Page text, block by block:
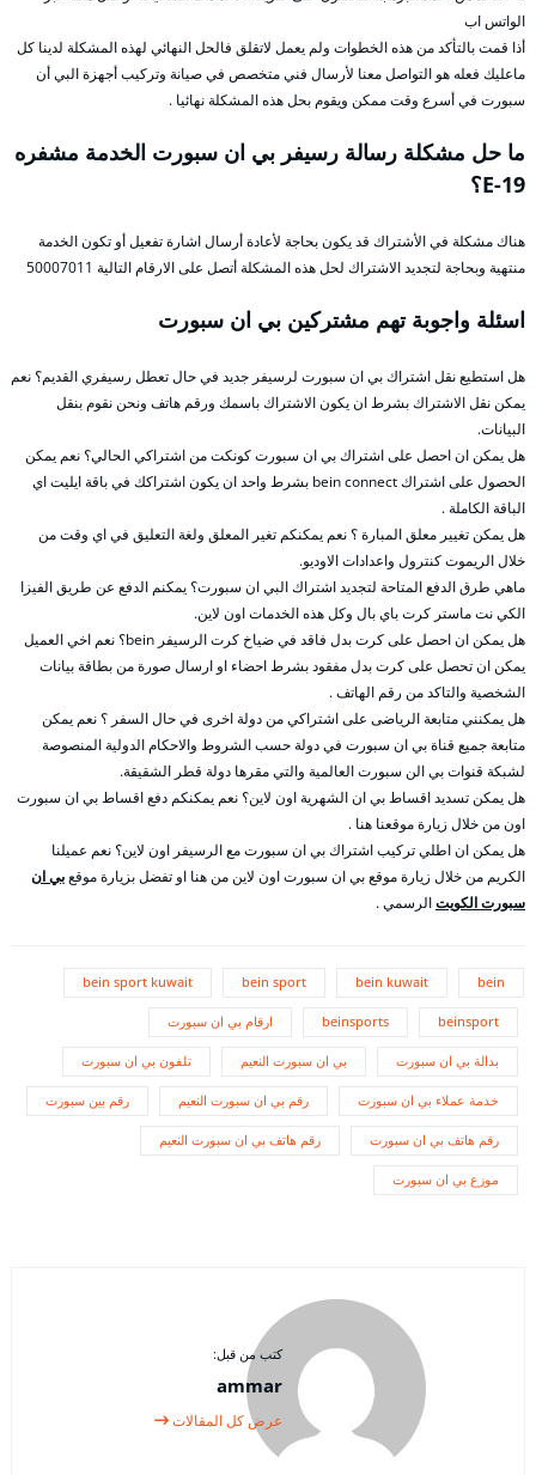
الواتس اب
أذا قمت بالتأكد من هذه الخطوات ولم يعمل لاتقلق فالحل النهائي لهذه المشكلة لدينا كل
ماعليك فعله هو التواصل معنا لأرسال فني متخصص في صيانة وتركيب أجهزة البي أن
سبورت في أسرع وقت ممكن ويقوم بحل هذه المشكلة نهائيا .
ما حل مشكلة رسالة رسيفر بي ان سبورت الخدمة مشفره
E-19؟
هناك مشكلة في الأشتراك قد يكون بحاجة لأعادة أرسال اشارة تفعيل أو تكون الخدمة
منتهية وبحاجة لتجديد الاشتراك لحل هذه المشكلة أتصل على الارقام التالية 50007011
اسئلة واجوبة تهم مشتركين بي ان سبورت
هل استطيع نقل اشتراك بي ان سبورت لرسيفر جديد في حال تعطل رسيفري القديم؟ نعم
يمكن نقل الاشتراك بشرط ان يكون الاشتراك باسمك ورقم هاتف ونحن نقوم بنقل
البيانات.
هل يمكن ان احصل على اشتراك بي ان سبورت كونكت من اشتراكي الحالي؟ نعم يمكن
الحصول على اشتراك bein connect بشرط واحد ان يكون اشتراكك في باقة ايليت اي
الباقة الكاملة .
هل يمكن تغيير معلق المبارة ؟ نعم يمكنكم تغير المعلق ولغة التعليق في اي وقت من
خلال الريموت كنترول واعدادات الاوديو.
ماهي طرق الدفع المتاحة لتجديد اشتراك البي ان سبورت؟ يمكنم الدفع عن طريق الفيزا
الكي نت ماستر كرت باي بال وكل هذه الخدمات اون لاين.
هل يمكن ان احصل على كرت بدل فاقد في ضياخ كرت الرسيفر bein؟ نعم اخي العميل
يمكن ان تحصل على كرت بدل مفقود بشرط احضاء او ارسال صورة من بطاقة بيانات
الشخصية والتاكد من رقم الهاتف .
هل يمكنني متابعة الرياضى على اشتراكي من دولة اخرى في حال السفر ؟ نعم يمكن
متابعة جميع قناة بي ان سبورت في دولة حسب الشروط والاحكام الدولية المنصوصة
لشبكة قنوات بي الن سبورت العالمية والتي مقرها دولة قطر الشقيقة.
هل يمكن تسديد اقساط بي ان الشهرية اون لاين؟ نعم يمكنكم دفع اقساط بي ان سبورت
اون من خلال زيارة موقعنا هنا .
هل يمكن ان اطلي تركيب اشتراك بي ان سبورت مع الرسيفر اون لاين؟ نعم عميلنا
الكريم من خلال زيارة موقع بي ان سبورت اون لاين من هنا او تفضل بزيارة موقعبي ان
سبورت الكويتالرسمي .
bein
bein kuwait
bein sport
bein sport kuwait
beinsport
beinsports ارقام بي ان سبورت
بدالة بي ان سبورت بي ان سبورت النعيم تلفون بي ان سبورت
خدمة عملاء بي ان سبورت رقم بي ان سبورت النعيم رقم بين سبورت
رقم هاتف بي ان سبورت رقم هاتف بي ان سبورت النعيم
موزع بي ان سبورت
كتب من قبل:
ammar
عرض كل المقالات